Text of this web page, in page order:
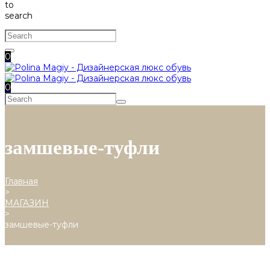
to
search
0
0
замшевые-туфли
Главная
>
МАГАЗИН
>
замшевые-туфли